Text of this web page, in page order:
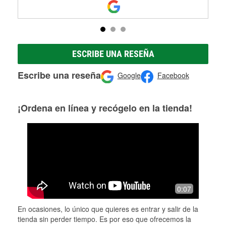
ESCRIBE UNA RESEÑA
Escribe una reseña Google Facebook
¡Ordena en línea y recógelo en la tienda!
0:07
En ocasiones, lo único que quieres es entrar y salir de la
tienda sin perder tiempo. Es por eso que ofrecemos la